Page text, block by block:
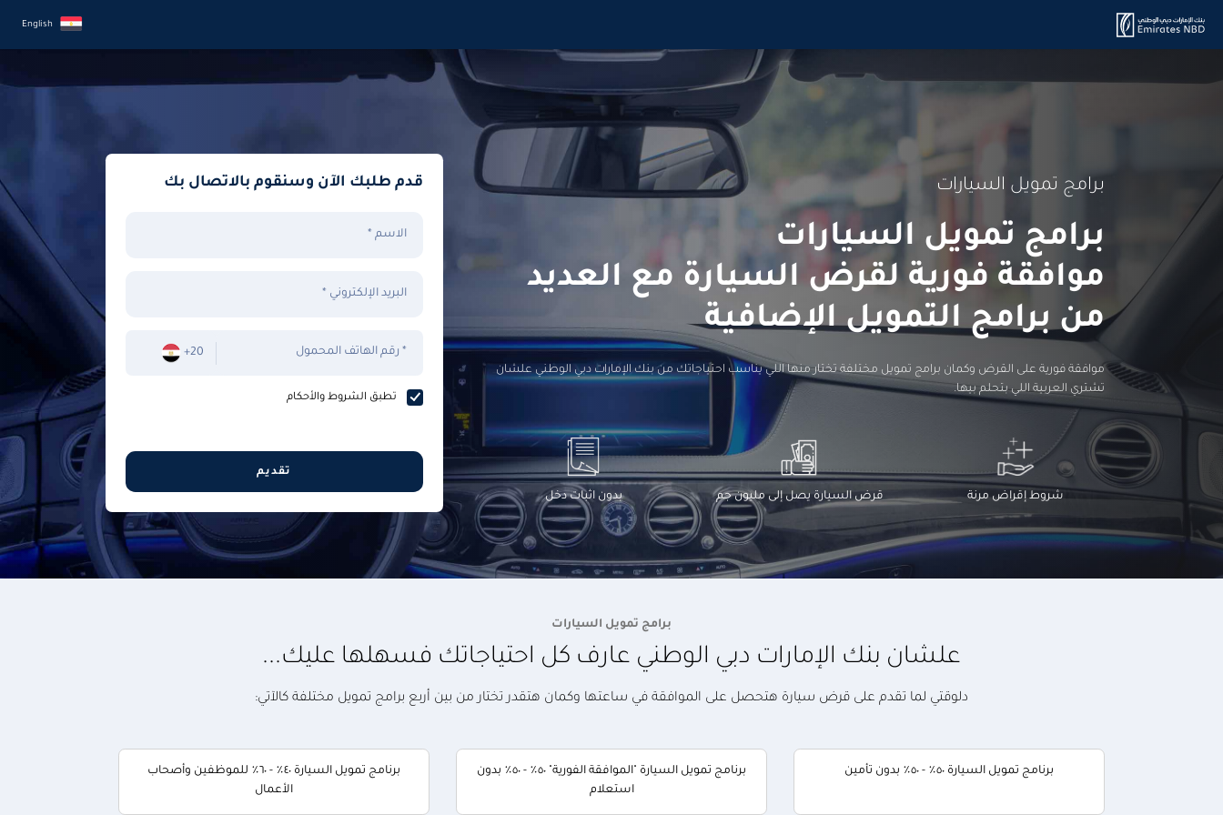
English
برامج تمويل السيارات
برامج تمويل السيارات
موافقة فوريةلقرض السيارة مع العديد
من برامج التمويل الإضافية
موافقة فورية على القرض وكمان برامج تمويل مختلفة تختار منها اللي يناسب احتياجاتك من بنك الإمارات دبي الوطني علشان
تشتري العربية اللي بتحلم بيها.
شروط إقراض مرنة قرض السيارة يصل إلى مليون جم بدون اثبات دخل
قدم طلبك الآن وسنقوم بالاتصال بك
الاسم *
البريد الإلكتروني *
+20 رقم الهاتف المحمول *
تطبق الشروط والأحكام
تقديم
برامج تمويل السيارات
علشان بنك الإمارات دبي الوطني عارف كل احتياجاتك فسهلها عليك...
دلوقتي لما تقدم على قرض سيارة هتحصل على الموافقة في ساعتها وكمان هتقدر تختار من بين أربع برامج تمويل مختلفة كالآتي:
برنامج تمويل السيارة ٥٠٪ - ٥٠٪ بدون تأمين
برنامج تمويل السيارة "الموافقة الفورية" ٥٠٪ - ٥٠٪ بدون
استعلام
برنامج تمويل السيارة ٤٠٪ - ٦٠٪ للموظفين وأصحاب
الأعمال